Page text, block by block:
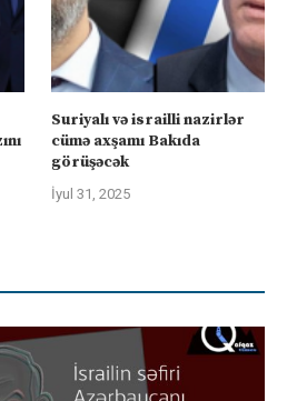
Suriyalı və israilli nazirlər
cümə axşamı Bakıda
görüşəcək
İyul 31, 2025